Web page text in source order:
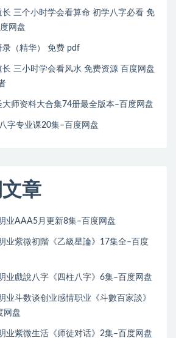
长 三个小时学会看算命 初学八字必看 免
网盘
录（精华） 免费 pdf
长 三小时学会看风水 免费资源 百度网盘
大师资料大合集74册最全版本–百度网盘
字专业课20集–百度网盘
章
业AAA5月更新8集–百度网盘
业紫微初階《乙級星論》17集全–百度
业戲說八字《四柱八字》6集–百度网盘
业斗数谈创业感情职业《斗數百家談》
网盘
业紫微生活《师徒对话》2集–百度网盘